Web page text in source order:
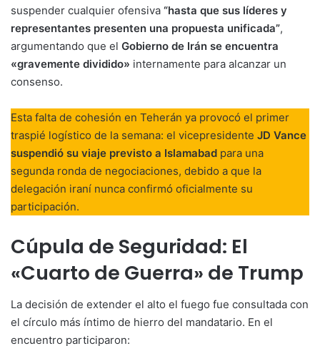
suspender cualquier ofensiva “hasta que sus líderes y
representantes presenten una propuesta unificada”,
argumentando que el Gobierno de Irán se encuentra
«gravemente dividido» internamente para alcanzar un
consenso.
Esta falta de cohesión en Teherán ya provocó el primer
traspié logístico de la semana: el vicepresidente JD Vance
suspendió su viaje previsto a Islamabad para una
segunda ronda de negociaciones, debido a que la
delegación iraní nunca confirmó oficialmente su
participación.
Cúpula de Seguridad: El
«Cuarto de Guerra» de Trump
La decisión de extender el alto el fuego fue consultada con
el círculo más íntimo de hierro del mandatario. En el
encuentro participaron: